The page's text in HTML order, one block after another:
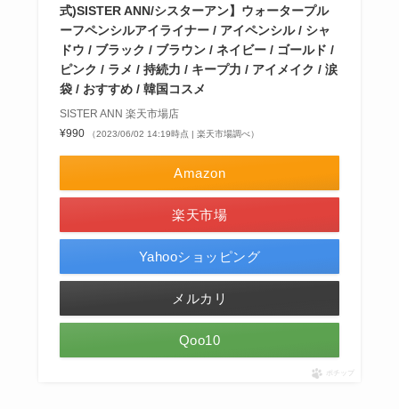
式)SISTER ANN/シスターアン】ウォータープル
ーフペンシルアイライナー / アイペンシル / シャ
ドウ / ブラック / ブラウン / ネイビー / ゴールド /
ピンク / ラメ / 持続力 / キープ力 / アイメイク / 涙
袋 / おすすめ / 韓国コスメ
SISTER ANN 楽天市場店
¥990
（2023/06/02 14:19時点 | 楽天市場調べ）
Amazon
楽天市場
Yahooショッピング
メルカリ
Qoo10
ポチップ